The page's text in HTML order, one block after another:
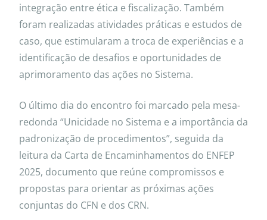
integração entre ética e fiscalização. Também
foram realizadas atividades práticas e estudos de
caso, que estimularam a troca de experiências e a
identificação de desafios e oportunidades de
aprimoramento das ações no Sistema.
O último dia do encontro foi marcado pela mesa-
redonda “Unicidade no Sistema e a importância da
padronização de procedimentos”, seguida da
leitura da Carta de Encaminhamentos do ENFEP
2025, documento que reúne compromissos e
propostas para orientar as próximas ações
conjuntas do CFN e dos CRN.